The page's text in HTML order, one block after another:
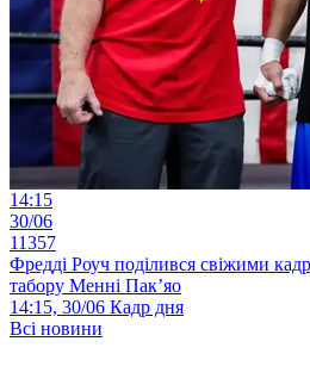
14:15
30/06
11357
Фредді Роуч поділився свіжими
табору Менні Пак’яо
14:15, 30/06 Кадр дня
Всі новини